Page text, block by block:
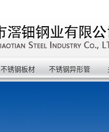
不锈钢板材 不锈钢异形管